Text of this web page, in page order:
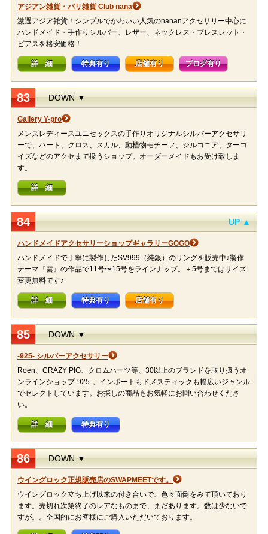
アジアン雑貨・バリ雑貨 Club nana
激選アジア雑貨！シンプルでかわいい人気のnananアクセサリー中心に
ハンドメイド・手作りシルバー、レザー、ネックレス・ブレスレット・
ピアスを格安価格！
詳 細 特典有り 店舗有り ブログ有り
83 DOWN ▼
Gallery Y-pro
メンズレディースユニセックスの手作りオリジナルシルバーアクセサリ
ーで、ハート、クロス、スカル、動植物モチーフ、ジルコニア、ターコ
イズなどのアクセまで扱うショップ。オーダーメイドもお受け致しま
す。
詳 細
84 UP ▲
ハンドメイドアクセサリーショップギャラリーGOGO
ハンドメイドで丁寧に製作したSV999（純銀）のリングを販売中♪製作
テーマ『雲』の作品で11号〜15号をラインナップ。＋5号まではサイズ
変更無料です♪
詳 細 特典有り 店舗有り
85 DOWN ▼
-925- シルバーアクセサリー
Roen、CRAZY PIG、クロムハーツ等、30以上のブランドを取り扱うオ
ンラインショップ-925-。インポートもドメスティックも幅広いジャンル
でセレクトしています。お探しの商品もお気軽にお問い合わせくださ
い。
詳 細 特典有り
86 DOWN ▼
ウイングロック正規販売店のSWAPMEETです。
ウイングロック立ち上げ以来の付き合いで、色々面倒をみて頂いており
ます。売切れ次第終了のレアなものまで、まだあります。数は少ないで
すが。。全国的にお客様にご購入いただいております。